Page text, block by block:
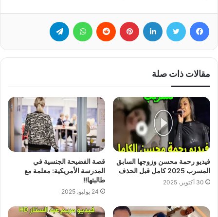
مقالات ذات صلة
فيديو رحمة محسن وزوجها السابق
المسرب 2025 كامل قبل الحذف
30 أكتوبر، 2025
قصة الفضيحة الجنسية في
المدرسة الأمريكية: معلمة مع
طالبتها!!
24 يوليو، 2025